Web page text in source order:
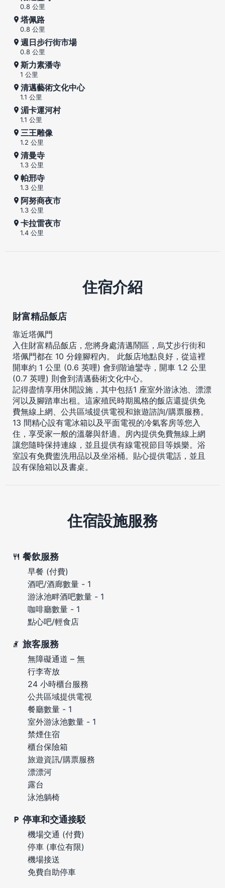
0.8 公里
塔佩路
0.8 公里
週日步行街市場
0.8 公里
斯力素潘寺
1 公里
清邁藝術文化中心
1.1 公里
湄卡運河村
1.1 公里
三王雕像
1.2 公里
清曼寺
1.3 公里
帕邢寺
1.3 公里
阿努商夜市
1.3 公里
卡拉雷夜市
1.4 公里
住宿介紹
財富精品飯店
靠近塔佩門
入住財富精品飯店，您將身處清邁鬧區，烏艾步行街和
塔佩門都在 10 分鐘腳程內。 此飯店地點良好，從這裡
開車約 1 公里 (0.6 英哩) 會到階迪鑾寺，開車 1.2 公里
(0.7 英哩) 則會到清邁藝術文化中心。
記得盡情享用休閒設施，其中包括1 座室外游泳池、漂漂
河以及腳踏車出租。這家殖民時期風格的飯店還提供免
費無線上網、公共區域提供電視和旅遊諮詢/購票服務。
13 間精心設有電冰箱以及平面電視的冷氣客房等您入
住，享受家一般的溫馨與舒適。房內提供免費無線上網
讓您隨時保持連線，並且提供有線電視節目等娛樂。浴
室設有免費盥洗用品以及坐浴桶。貼心提供電話，並且
設有保險箱以及書桌。
住宿設施服務
餐飲服務
早餐 (付費)
酒吧/酒廊數量 - 1
游泳池畔酒吧數量 - 1
咖啡廳數量 - 1
點心吧/輕食店
旅客服務
無障礙通道 – 無
行李寄放
24 小時櫃台服務
公共區域提供電視
餐廳數量 - 1
室外游泳池數量 - 1
禁煙住宿
櫃台保險箱
旅遊資訊/購票服務
漂漂河
露台
泳池躺椅
停車和交通接駁
機場交通 (付費)
停車 (車位有限)
機場接送
免費自助停車